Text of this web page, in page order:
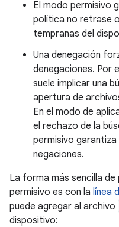
El modo permisivo
política no retrase
tempranas del
Una denegación
denegaciones. Por
suele implicar una
apertura de
En el modo de
el rechazo de la
permisivo
negaciones.
La forma más sencilla
permisivo es con la línea
puede agregar al archivo
dispositivo: